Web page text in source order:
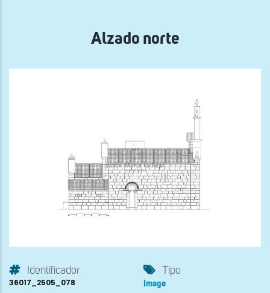
navegaciónAlzado norte
Identificador
36017_2505_078
Tipo
Image